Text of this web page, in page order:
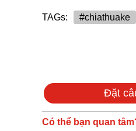
TAGs: #chiathuake
Đặt
Có thể bạn quan